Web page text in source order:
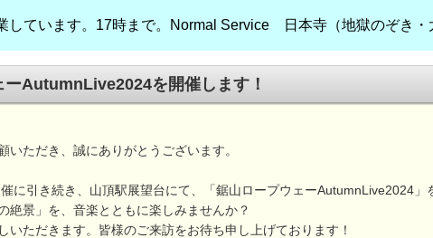
しています。17時まで。Normal Service 日本寺（地獄のぞき・
ーAutumnLive2024を開催します！
いただき、誠にありがとうございます。
に引き続き、山頂駅展望台にて、「鋸山ロープウェーAutumnLive2024」
絶景」を、音楽とともに楽しみませんか？
いただきます。皆様のご来訪をお待ち申し上げております！